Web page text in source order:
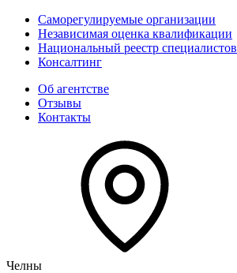
Саморегулируемые организации
Независимая оценка квалификации
Национальный реестр специалистов
Консалтинг
Об агентстве
Отзывы
Контакты
Челны